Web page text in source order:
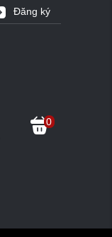
Đăng ký
0